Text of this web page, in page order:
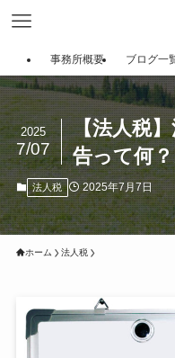
事務所概要 ブログ一
【法人税
告って何
2025
7/07
法人税 2025年7月7日
ホーム 法人税